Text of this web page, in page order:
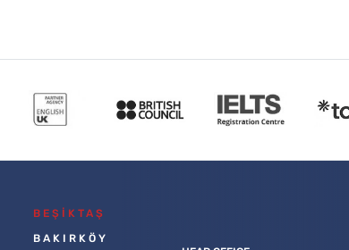
BEŞİKTAŞ
BAKIRKÖY